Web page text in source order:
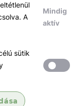
A
Mindig
aktív
sütik
Kurzusaink
és